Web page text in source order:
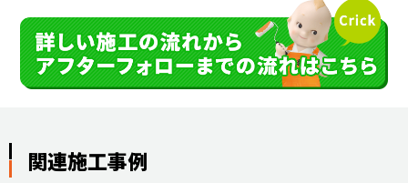
関連施工事例